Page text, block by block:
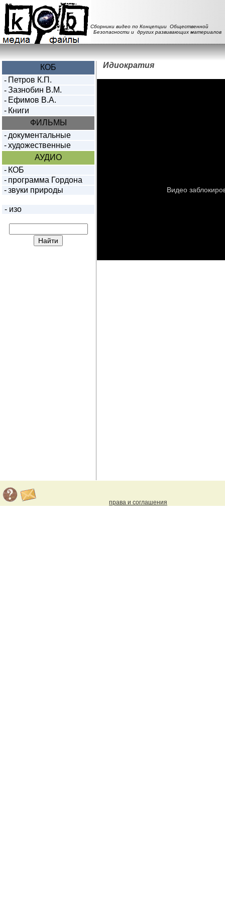
Сборники видео по Концепции Общественной
Безопасности и других развивающих материалов
КОБ
- Петров К.П.
- Зазнобин В.М.
- Ефимов В.А.
- Книги
ФИЛЬМЫ
- документальные
- художественные
АУДИО
- КОБ
- программа Гордона
- звуки природы
- изо
Идиократия
права и соглашения